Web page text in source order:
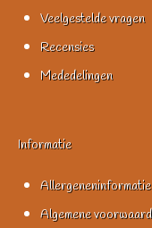
Veelgestelde vragen
Recensies
Mededelingen
Informatie
Allergeneninformatie
Algemene